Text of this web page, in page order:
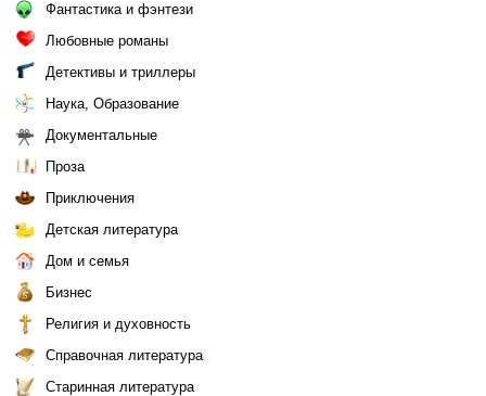
Фантастика и фэнтези
Любовные романы
Детективы и триллеры
Наука, Образование
Документальные
Проза
Приключения
Детская литература
Дом и семья
Бизнес
Религия и духовность
Справочная литература
Старинная литература